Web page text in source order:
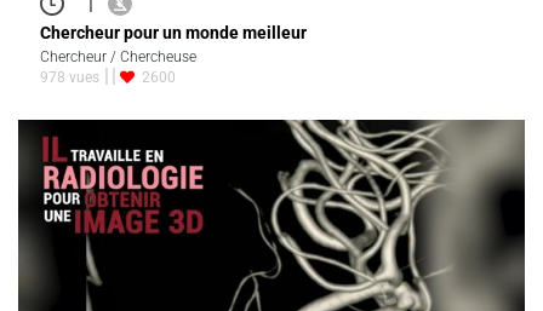
Chercheur pour un monde meilleur
Chercheur / Chercheuse
978 vues
2600